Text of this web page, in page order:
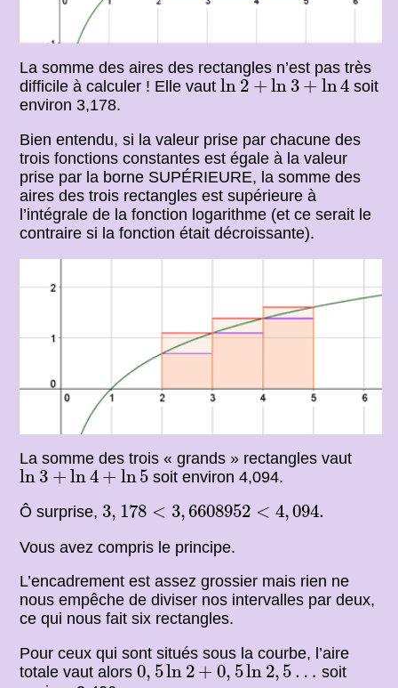
La somme des aires des rectangles n’est pas très
difficile à calculer ! Elle vautln 2 + ln 3 + ln4
ln2+ln3+ln4
soit
environ 3,178.
Bien entendu, si la valeur prise par chacune des
trois fonctions constantes est égale à la valeur
prise par la borne SUPÉRIEURE, la somme des
aires des trois rectangles est supérieure à
l’intégrale de la fonction logarithme (et ce serait le
contraire si la fonction était décroissante).
La somme des trois « grands » rectangles vaut
ln 3 + ln4 + ln5
ln3+ln4+ln5
soit environ 4,094.
Ô surprise, 3, 178 < 3,6608952 < 4,094.
3 178 <3 ,6608952 4 ,094.
Vous avez compris le principe.
L’encadrement est assez grossier mais rien ne
nous empêche de diviser nos intervalles par deux,
ce qui nous fait six rectangles.
Pour ceux qui sont situés sous la courbe, l’aire
totale vaut alors0, 5ln 2 + 0, 5ln 2, 5 …
0, 5ln2+ 0,5ln2,5…
soit